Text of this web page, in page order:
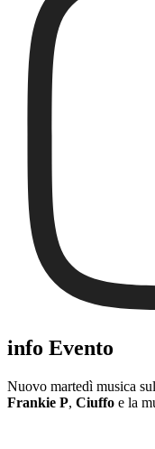
info Evento
Nuovo martedì musica
Frankie P, Ciuffo e la